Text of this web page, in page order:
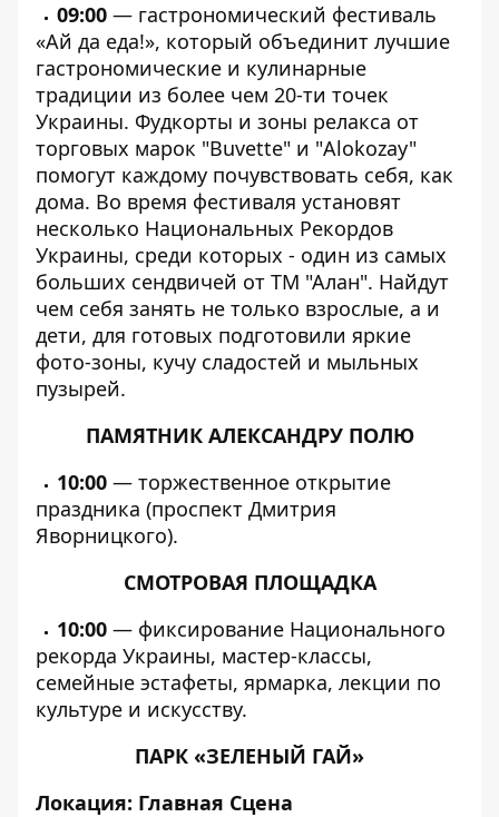
09:00 — гастрономический фестиваль
«Ай да еда!», который объединит лучшие
гастрономические и кулинарные
традиции из более чем 20-ти точек
Украины. Фудкорты и зоны релакса от
торговых марок "Buvette" и "Alokozay"
помогут каждому почувствовать себя, как
дома. Во время фестиваля установят
несколько Национальных Рекордов
Украины, среди которых - один из самых
больших сендвичей от ТМ "Алан". Найдут
чем себя занять не только взрослые, а и
дети, для готовых подготовили яркие
фото-зоны, кучу сладостей и мыльных
пузырей.
ПАМЯТНИК АЛЕКСАНДРУ ПОЛЮ
10:00 — торжественное открытие
праздника (проспект Дмитрия
Яворницкого).
СМОТРОВАЯ ПЛОЩАДКА
10:00 — фиксирование Национального
рекорда Украины, мастер-классы,
семейные эстафеты, ярмарка, лекции по
культуре и искусству.
ПАРК «ЗЕЛЕНЫЙ ГАЙ»
Локация: Главная Сцена